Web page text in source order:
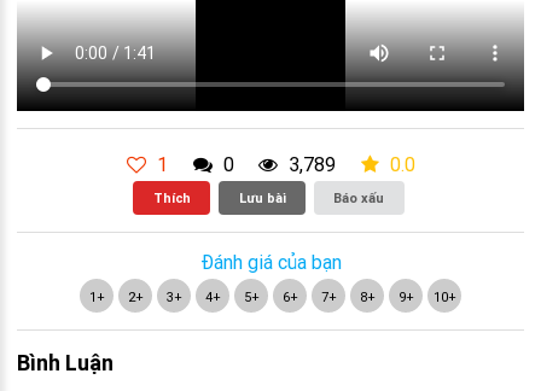
1 0 3,789 0.0
Thích Lưu bài Báo xấu
Đánh giá của bạn
1+ 2+ 3+ 4+ 5+ 6+ 7+ 8+ 9+ 10+
Bình Luận